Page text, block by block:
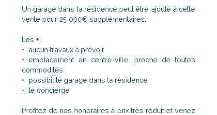
Un garage dans la résidence peut être ajouté à cette
vente pour 25 000€ supplémentaires.
Les + :
aucun travaux à prévoir
emplacement en centre-ville, proche de toutes
commodités
possibilité garage dans la résidence
le concierge
Profitez de nos honoraires à prix très réduit et venez